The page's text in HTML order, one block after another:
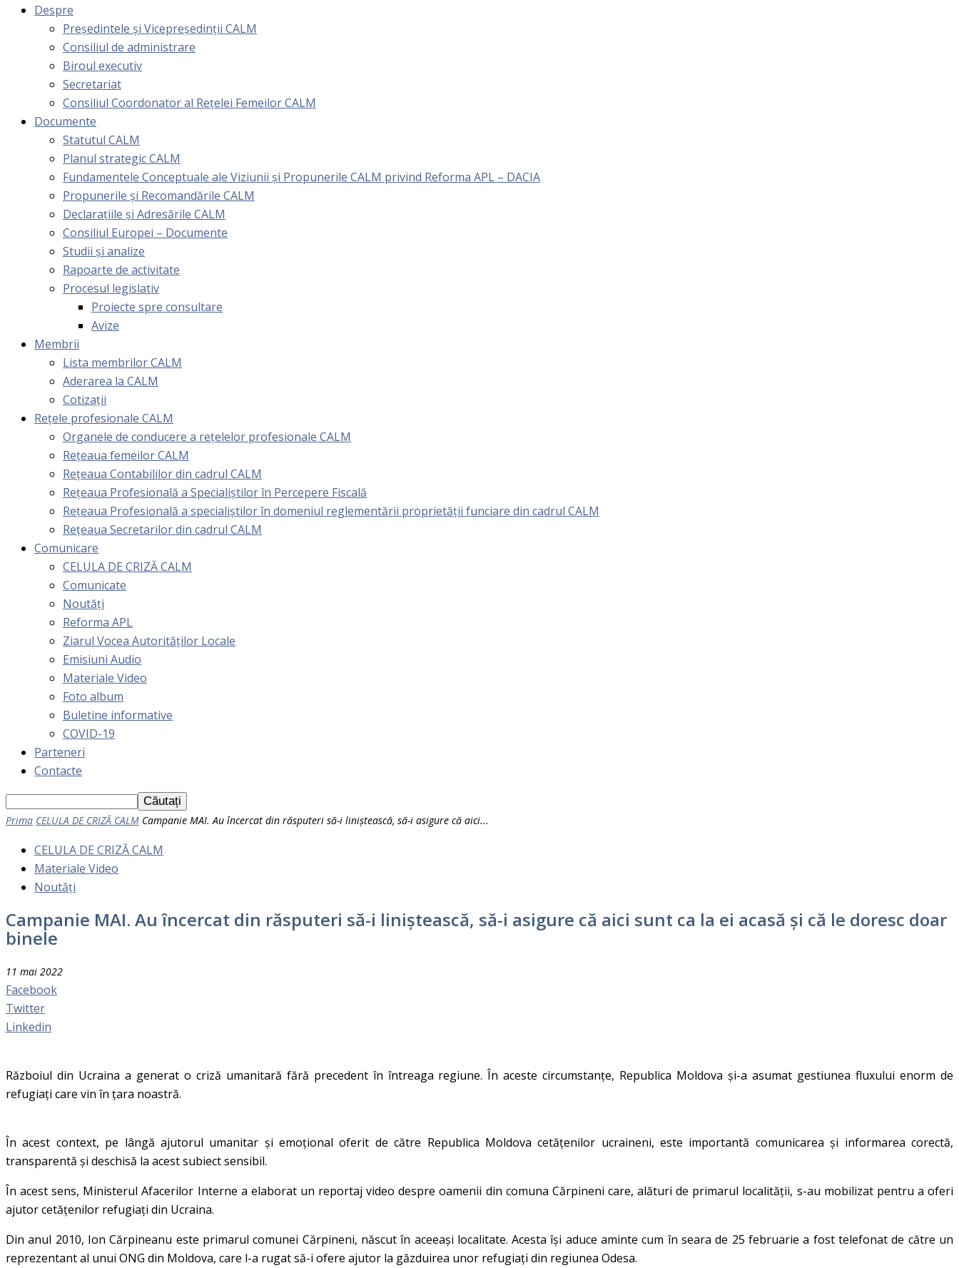
Despre
Președintele și Vicepreședinții CALM
Consiliul de administrare
Biroul executiv
Secretariat
Consiliul Coordonator al Rețelei Femeilor CALM
Documente
Statutul CALM
Planul strategic CALM
Fundamentele Conceptuale ale Viziunii și Propunerile CALM privind Reforma APL – DACIA
Propunerile și Recomandările CALM
Declarațiile și Adresările CALM
Consiliul Europei – Documente
Studii și analize
Rapoarte de activitate
Procesul legislativ
Proiecte spre consultare
Avize
Membrii
Lista membrilor CALM
Aderarea la CALM
Cotizaţii
Rețele profesionale CALM
Organele de conducere a rețelelor profesionale CALM
Rețeaua femeilor CALM
Rețeaua Contabililor din cadrul CALM
Rețeaua Profesională a Specialiștilor în Percepere Fiscală
Reţeaua Profesională a specialiştilor în domeniul reglementării proprietăţii funciare din cadrul CALM
Rețeaua Secretarilor din cadrul CALM
Comunicare
CELULA DE CRIZĂ CALM
Comunicate
Noutăți
Reforma APL
Ziarul Vocea Autorităților Locale
Emisiuni Audio
Materiale Video
Foto album
Buletine informative
COVID-19
Parteneri
Contacte
Prima CELULA DE CRIZĂ CALM Campanie MAI. Au încercat din răsputeri să-i liniștească, să-i asigure că aici...
CELULA DE CRIZĂ CALM
Materiale Video
Noutăți
Campanie MAI. Au încercat din răsputeri să-i liniștească, să-i asigure că aici sunt ca la ei acasă și că le doresc doar
binele
11 mai 2022
Facebook
Twitter
Linkedin
Războiul din Ucraina a generat o criză umanitară fără precedent în întreaga regiune. În aceste circumstanțe, Republica Moldova și-a asumat gestiunea fluxului enorm de
refugiați care vin în țara noastră.
În acest context, pe lângă ajutorul umanitar și emoțional oferit de către Republica Moldova cetățenilor ucraineni, este importantă comunicarea și informarea corectă,
transparentă și deschisă la acest subiect sensibil.
În acest sens, Ministerul Afacerilor Interne a elaborat un reportaj video despre oamenii din comuna Cărpineni care, alături de primarul localității, s-au mobilizat pentru a oferi
ajutor cetățenilor refugiați din Ucraina.
Din anul 2010, Ion Cărpineanu este primarul comunei Cărpineni, născut în aceeași localitate. Acesta își aduce aminte cum în seara de 25 februarie a fost telefonat de către un
reprezentant al unui ONG din Moldova, care l-a rugat să-i ofere ajutor la găzduirea unor refugiați din regiunea Odesa.